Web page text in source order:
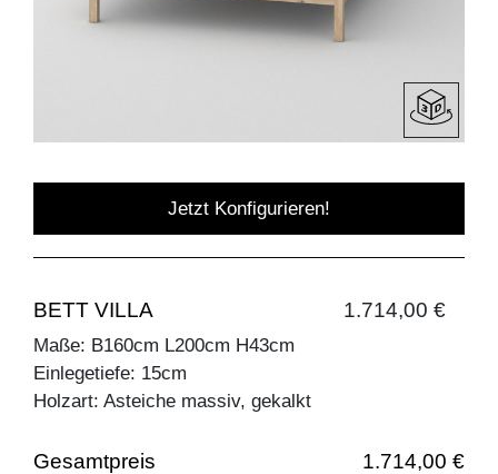
Jetzt Konfigurieren!
BETT VILLA 1.714,00 €
Maße: B160cm L200cm H43cm
Einlegetiefe: 15cm
Holzart: Asteiche massiv, gekalkt
Gesamtpreis 1.714,00 €